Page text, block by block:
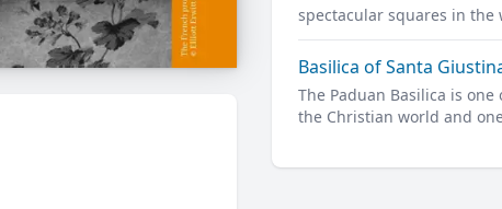
spectacular squares in the
square meters, is one of
Basilica of Santa
The Paduan Basilica is
the Christian world and